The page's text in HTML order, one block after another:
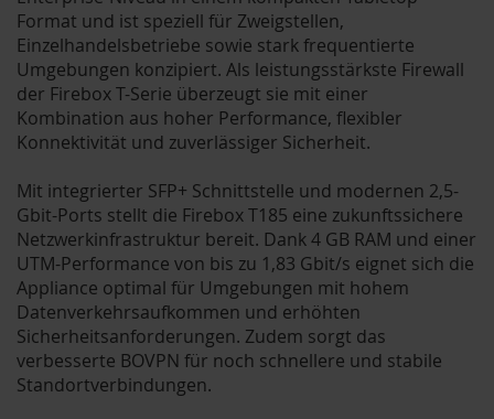
Format und ist speziell für Zweigstellen,
Einzelhandelsbetriebe sowie stark frequentierte
Umgebungen konzipiert. Als leistungsstärkste Firewall
der Firebox T-Serie überzeugt sie mit einer
Kombination aus hoher Performance, flexibler
Konnektivität und zuverlässiger Sicherheit.
Mit integrierter SFP+ Schnittstelle und modernen 2,5-
Gbit-Ports stellt die Firebox T185 eine zukunftssichere
Netzwerkinfrastruktur bereit. Dank 4 GB RAM und einer
UTM-Performance von bis zu 1,83 Gbit/s eignet sich die
Appliance optimal für Umgebungen mit hohem
Datenverkehrsaufkommen und erhöhten
Sicherheitsanforderungen. Zudem sorgt das
verbesserte BOVPN für noch schnellere und stabile
Standortverbindungen.